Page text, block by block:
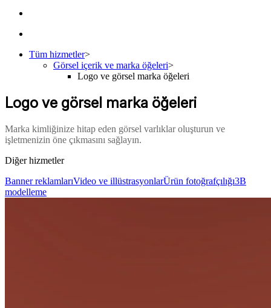
Tüm hizmetler>
Görsel içerik ve marka öğeleri>
Logo ve görsel marka öğeleri
Logo ve görsel marka öğeleri
Marka kimliğinize hitap eden görsel varlıklar oluşturun ve
işletmenizin öne çıkmasını sağlayın.
Diğer hizmetler
Banner reklamlarıVideo ve illüstrasyonlarÜrün fotoğrafçılığı3B
modelleme